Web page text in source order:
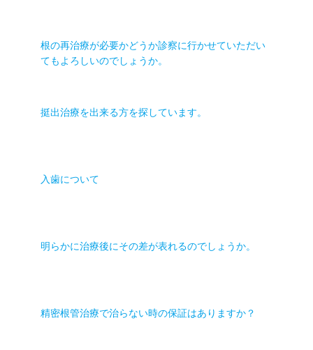
根の再治療が必要かどうか診察に行かせていただい
てもよろしいのでしょうか。
挺出治療を出来る方を探しています。
入歯について
明らかに治療後にその差が表れるのでしょうか。
精密根管治療で治らない時の保証はありますか？